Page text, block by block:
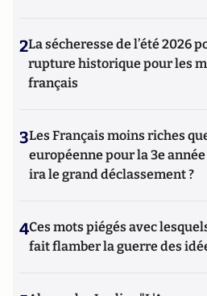
2La sécheresse de l’été 2026
rupture historique pour les
français
3Les Français moins riches
européenne pour la 3e
ira le grand déclassement ?
4Ces mots piégés avec
fait flamber la guerre des